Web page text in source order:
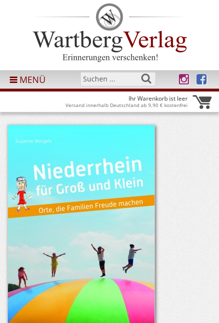
MENÜ
Ihr Warenkorb ist leer
Versand innerhalb Deutschland ab 9,90 € kostenfrei